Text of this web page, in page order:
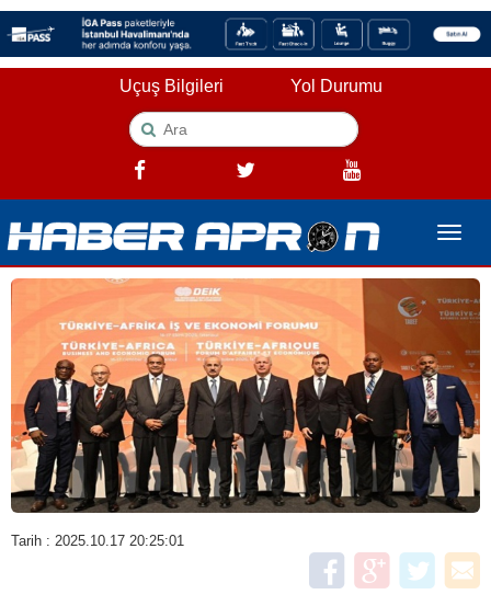
Uçuş Bilgileri Yol Durumu
Toggle
Tarih : 2025.10.17 20:25:01